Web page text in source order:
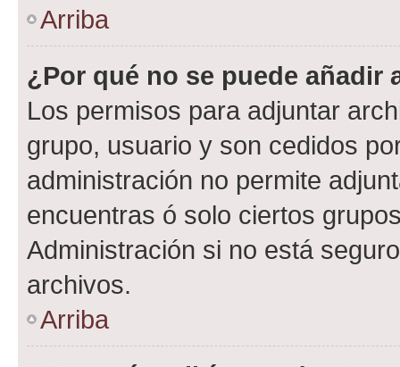
Arriba
¿Por qué no se puede añadir
Los permisos para adjuntar
grupo, usuario y son cedidos
administración no permite
encuentras ó solo ciertos
Administración si no está
archivos.
Arriba